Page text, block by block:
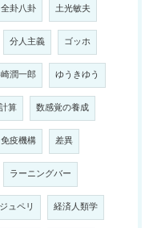
全卦八卦 土光敏夫
分人主義 ゴッホ
潤一郎 ゆうきゆう
算 数感覚の養成
免疫機構 差異
ラーニングバー
ュペリ 経済人類学